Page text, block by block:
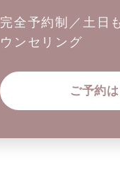
完全予約制／土日
ウンセリング
ご予約